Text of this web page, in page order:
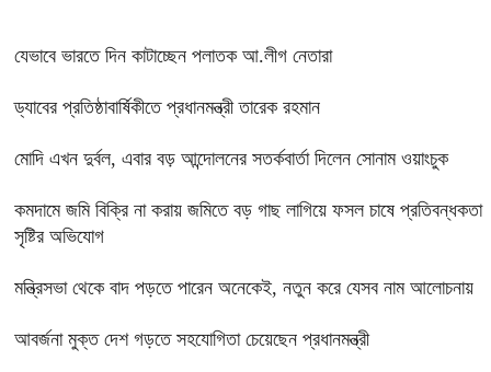
যেভাবে ভারতে দিন কাটাচ্ছেন পলাতক আ.লীগ নেতারা
ড্যাবের প্রতিষ্ঠাবার্ষিকীতে প্রধানমন্ত্রী তারেক রহমান
মোদি এখন দুর্বল, এবার বড় আন্দোলনের সতর্কবার্তা দিলেন সোনাম ওয়াংচুক
কমদামে জমি বিক্রি না করায় জমিতে বড় গাছ লাগিয়ে ফসল চাষে প্রতিবন্ধকতা
সৃষ্টির অভিযোগ
মন্ত্রিসভা থেকে বাদ পড়তে পারেন অনেকেই, নতুন করে যেসব নাম আলোচনায়
আবর্জনা মুক্ত দেশ গড়তে সহযোগিতা চেয়েছেন প্রধানমন্ত্রী